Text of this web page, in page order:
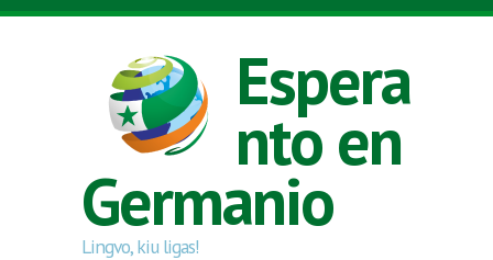
Skip to main content
Espera
nto en
Germanio
Lingvo, kiu ligas!